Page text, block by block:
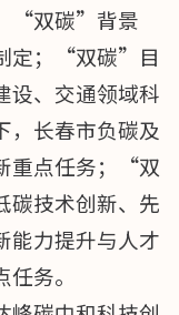
“双碳”背景
定；“双碳”目
设、交通领域科
长春市负碳及
重点任务；“双
技术创新、先
能力提升与人才
务。